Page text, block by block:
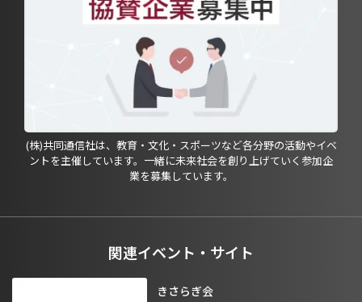
(株)共同通信社は、教育・文化・スポーツなど各分野の活動やイベ
ントを主催しています。一緒に未来社会を創り上げていく参加企
業を募集しています。
関連イベント・サイト
きさらぎ会